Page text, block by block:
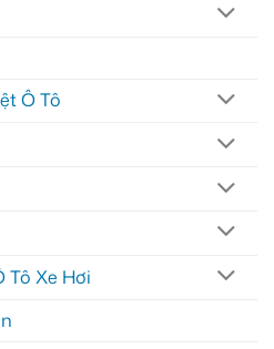
Ô Tô
Tô Xe Hơi